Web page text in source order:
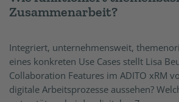
Zusammenarbeit?
Integriert, unternehmensweit,
eines konkreten Use Cases stellt Lisa
Collaboration Features im ADITO xRM
digitale Arbeitsprozesse aussehen?